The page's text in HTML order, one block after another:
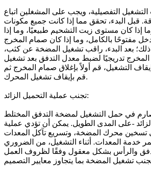
التفصيلية، ويجب على المشغلين اتباع
قبل البدء، تحقق مما إذا كانت جميع مكونات
إذا كان مستوى زيت التشحيم طبيعيًا، وما إذا
مفتوحًا بالكامل، وما إذا كان صمام المخرج
ذلك؛ بعد البدء، راقب تشغيل المضخة عن كثب،
تدريجيًا لضبط معدل التدفق بعد تشغيل
التشغيل، قم أولاً بإغلاق صمام المخرج ثم
قم بإيقاف تشغيل المحرك.
تجنب عملية التحميل الزائد:
في حمل التشغيل لمضخة التدفق المختلط
-على المدى الطويل. يمكن أن تؤدي عملية
تسخين محرك المضخة، وتسريع تآكل المعدات
خدمة المعدات. أثناء التشغيل، من الضروري
والرأس بشكل معقول وفقًا لظروف العمل